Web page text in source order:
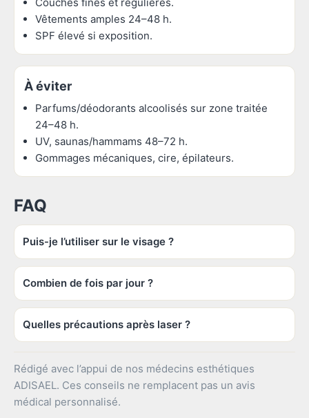
Vêtements amples 24–48 h.
SPF élevé si exposition.
À éviter
Parfums/déodorants alcoolisés sur zone traitée
24–48 h.
UV, saunas/hammams 48–72 h.
Gommages mécaniques, cire, épilateurs.
FAQ
Puis-je l’utiliser sur le visage ?
Combien de fois par jour ?
Quelles précautions après laser ?
Rédigé avec l’appui de nos médecins esthétiques
ADISAEL. Ces conseils ne remplacent pas un avis
médical personnalisé.